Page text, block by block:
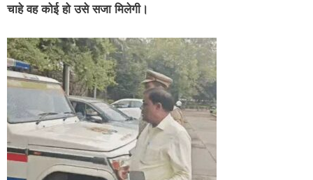
चाहे वह कोई हो उसे सजा मिलेगी।